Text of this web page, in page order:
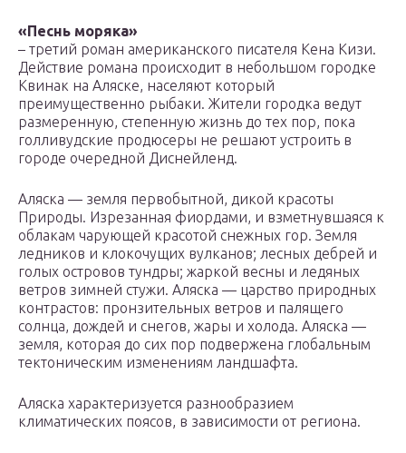
«Песнь моряка»
– третий роман американского писателя Кена Кизи.
Действие романа происходит в небольшом городке
Квинак на Aляске, населяют который
преимущественно рыбаки. Жители городка ведут
размеренную, степенную жизнь до тех пор, пока
голливудские продюсеры не решают устроить в
городе очередной Диснейленд.
Аляска — земля первобытной, дикой красоты
Природы. Изрезанная фиордами, и взметнувшаяся к
облакам чарующей красотой снежных гор. Земля
ледников и клокочущих вулканов; лесных дебрей и
голых островов тундры; жаркой весны и ледяных
ветров зимней стужи. Аляска — царство природных
контрастов: пронзительных ветров и палящего
солнца, дождей и снегов, жары и холода. Аляска —
земля, которая до сих пор подвержена глобальным
тектоническим изменениям ландшафта.
Аляска характеризуется разнообразием
климатических поясов, в зависимости от региона.